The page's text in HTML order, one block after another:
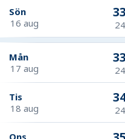
Sön
16 aug
Mån
17 aug
Tis
18 aug
Ons